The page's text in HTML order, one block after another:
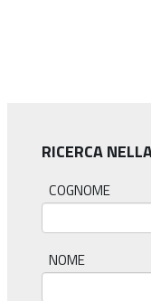
RICERCA
COGNOME
NOME